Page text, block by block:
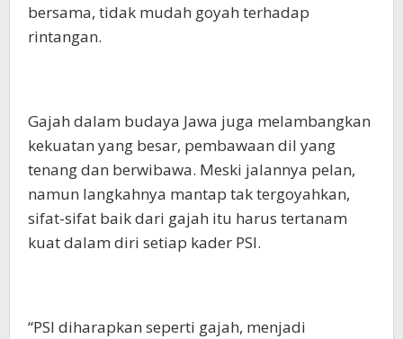
bersama, tidak mudah goyah terhadap
rintangan.
Gajah dalam budaya Jawa juga melambangkan
kekuatan yang besar, pembawaan dil yang
tenang dan berwibawa. Meski jalannya pelan,
namun langkahnya mantap tak tergoyahkan,
sifat-sifat baik dari gajah itu harus tertanam
kuat dalam diri setiap kader PSI.
“PSI diharapkan seperti gajah, menjadi